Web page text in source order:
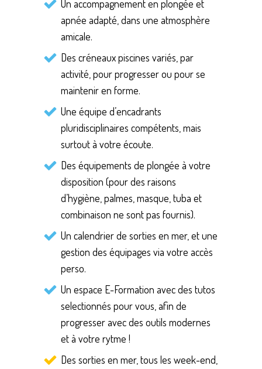
Un accompagnement en plongée et
apnée adapté, dans une atmosphère
amicale.
Des créneaux piscines variés, par
activité, pour progresser ou pour se
maintenir en forme.
Une équipe d’encadrants
pluridisciplinaires compétents, mais
surtout à votre écoute.
Des équipements de plongée à votre
disposition (pour des raisons
d’hygiène, palmes, masque, tuba et
combinaison ne sont pas fournis).
Un calendrier de sorties en mer, et une
gestion des équipages via votre accès
perso.
Un espace E-Formation avec des tutos
selectionnés pour vous, afin de
progresser avec des outils modernes
et à votre rytme !
Des sorties en mer, tous les week-end,